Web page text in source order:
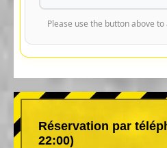
Please use the button above
Réservation par
22:00)